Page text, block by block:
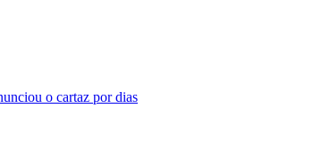
o cartaz por dias